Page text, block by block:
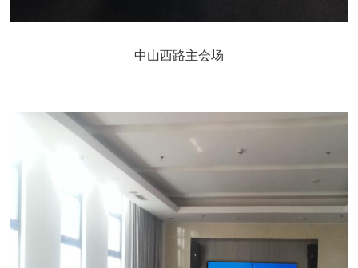
中山西路主会场